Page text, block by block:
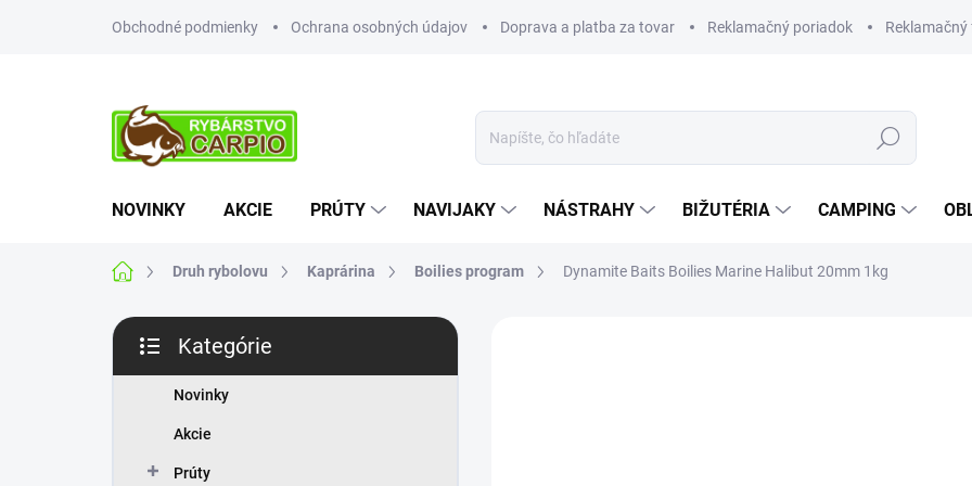
Obchodné podmienky Ochrana osobných údajov Doprava a platba za tovar Reklamačný poriadok
Hľadať
NOVINKY AKCIE PRÚTY NAVIJAKY NÁSTRAHY BIŽUTÉRIA CAMPING
DomovDruh rybolovu Kaprárina Boilies program Dynamite Baits Boilies Marine Halibut 20mm 1kg
B
č
kategórie
Kategórie
Novinky
Akcie
Prúty